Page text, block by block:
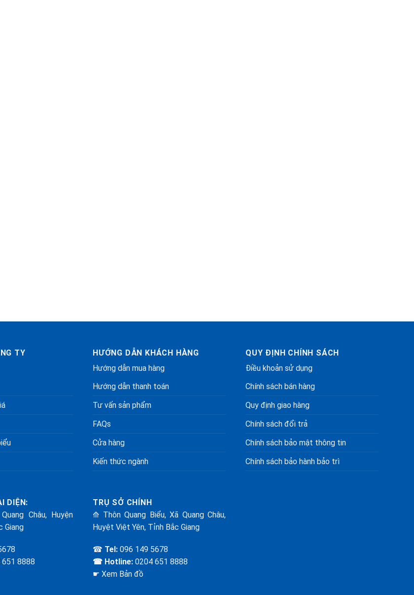
TY
HƯỚNG DẪN KHÁCH HÀNG
Hướng dẫn mua hàng
Hướng dẫn thanh toán
Tư vấn sản phẩm
FAQs
Cửa hàng
Kiến thức ngành
QUY ĐỊNH CHÍNH SÁCH
Điều khoản sử dụng
Chính sách bán hàng
Quy định giao hàng
Chính sách đổi trả
Chính sách bảo mật thông tin
Chính sách bảo hành bảo trì
DIỆN:
Châu, Huyện
Giang
8888
TRỤ SỞ CHÍNH
⟰ Thôn Quang Biểu, Xã Quang Châu,
Huyệt Việt Yên, Tỉnh Bắc Giang
☎ Tel: 096 149 5678
☎ Hotline: 0204 651 8888
☛ Xem Bản đồ